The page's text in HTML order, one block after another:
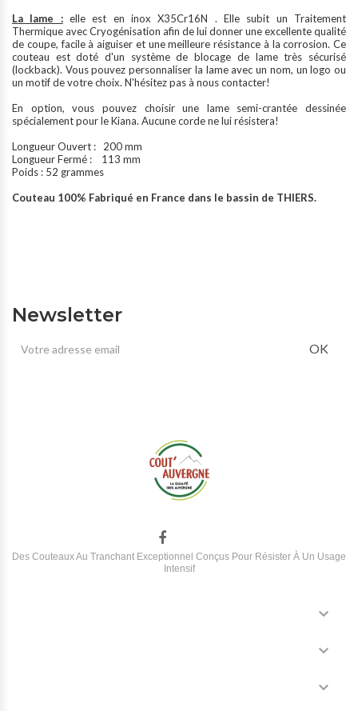
La lame :elle est en inox X35Cr16N . Elle subit un Traitement
Thermique avec Cryogénisation afin de lui donner une excellente qualité
de coupe, facile à aiguiser et une meilleure résistance à la corrosion. Ce
couteau est doté d'un système de blocage de lame très sécurisé
(lockback). Vous pouvez personnaliser la lame avec un nom, un logo ou
un motif de votre choix. N'hésitez pas à nous contacter!
En option, vous pouvez choisir une lame semi-crantée dessinée
spécialement pour le Kiana. Aucune corde ne lui résistera!
Longueur Ouvert : 200 mm
Longueur Fermé : 113 mm
Poids : 52 grammes
Couteau 100% Fabriqué en France dans le bassin de THIERS.
Newsletter
OK
Des Couteaux Au Tranchant Exceptionnel Conçus Pour Résister À Un Usage
Intensif


